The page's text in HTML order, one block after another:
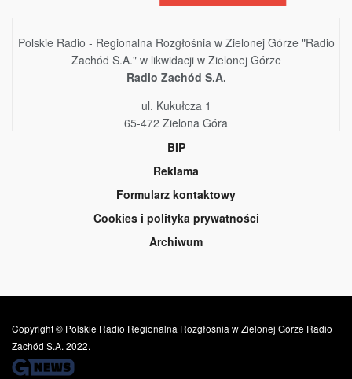
Polskie Radio - Regionalna Rozgłośnia w Zielonej Górze "Radio
Zachód S.A." w likwidacji w Zielonej Górze
Radio Zachód S.A.
ul. Kukułcza 1
65-472 Zielona Góra
BIP
Reklama
Formularz kontaktowy
Cookies i polityka prywatności
Archiwum
Copyright © Polskie Radio Regionalna Rozgłośnia w Zielonej Górze Radio
Zachód S.A. 2022.